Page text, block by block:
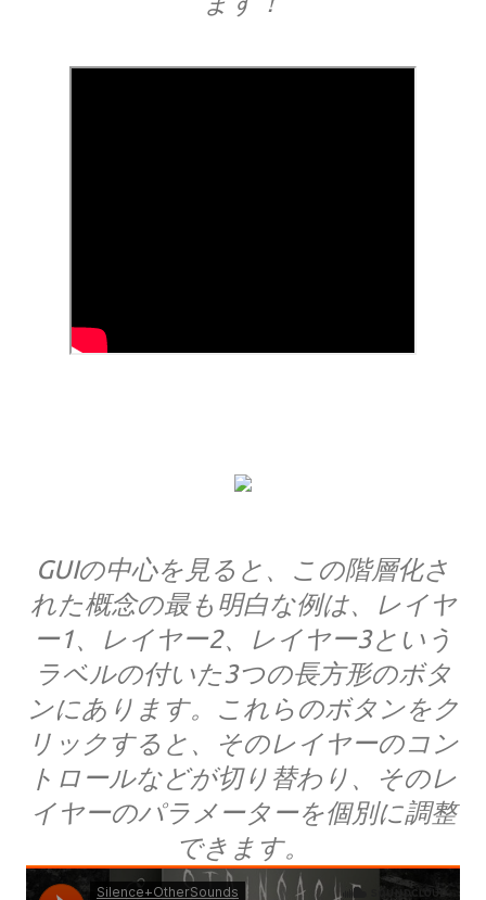
GUIの中心を見ると、この階層化さ
れた概念の最も明白な例は、レイヤ
ー1、レイヤー2、レイヤー3という
ラベルの付いた3つの長方形のボタ
ンにあります。これらのボタンをク
リックすると、そのレイヤーのコン
トロールなどが切り替わり、そのレ
イヤーのパラメーターを個別に調整
できます。